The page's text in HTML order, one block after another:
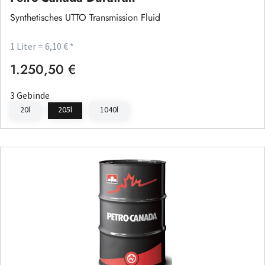
Synthetisches UTTO Transmission Fluid
1 Liter = 6,10 € *
Regulärer Preis:
1.250,50 €
3 Gebinde
20l 205l 1040l